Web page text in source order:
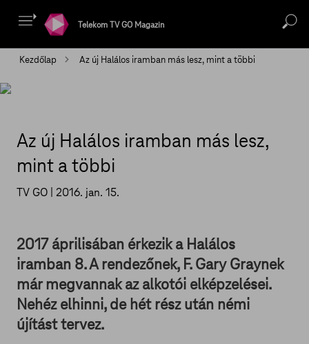
Telekom TV GO Magazin
Kezdőlap Az új Halálos iramban más lesz, mint a többi
Az új Halálos iramban más lesz,
mint a többi
TV GO | 2016. jan. 15.
2017 áprilisában érkezik a Halálos
iramban 8. A rendezőnek, F. Gary Graynek
már megvannak az alkotói elképzelései.
Nehéz elhinni, de hét rész után némi
újítást tervez.